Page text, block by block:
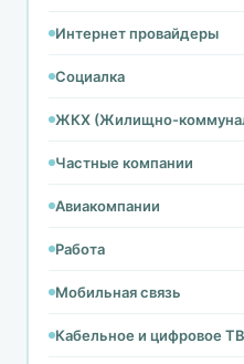
Интернет провайдеры
Социалка
ЖКХ (Жилищно-
Частные компании
Авиакомпании
Работа
Мобильная связь
Кабельное и цифровое ТВ